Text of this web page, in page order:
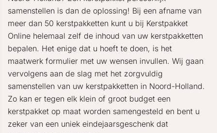
samenstellen is dan de oplossing! Bij een afname van
meer dan 50 kerstpakketten kunt u bij Kerstpakket
Online helemaal zelf de inhoud van uw kerstpakketten
bepalen. Het enige dat u hoeft te doen, is het
maatwerk formulier met uw wensen invullen. Wij gaan
vervolgens aan de slag met het zorgvuldig
samenstellen van uw kerstpakketten in Noord-Holland.
Zo kan er tegen elk klein of groot budget een
kerstpakket op maat worden samengesteld en bent u
zeker van een uniek eindejaarsgeschenk dat